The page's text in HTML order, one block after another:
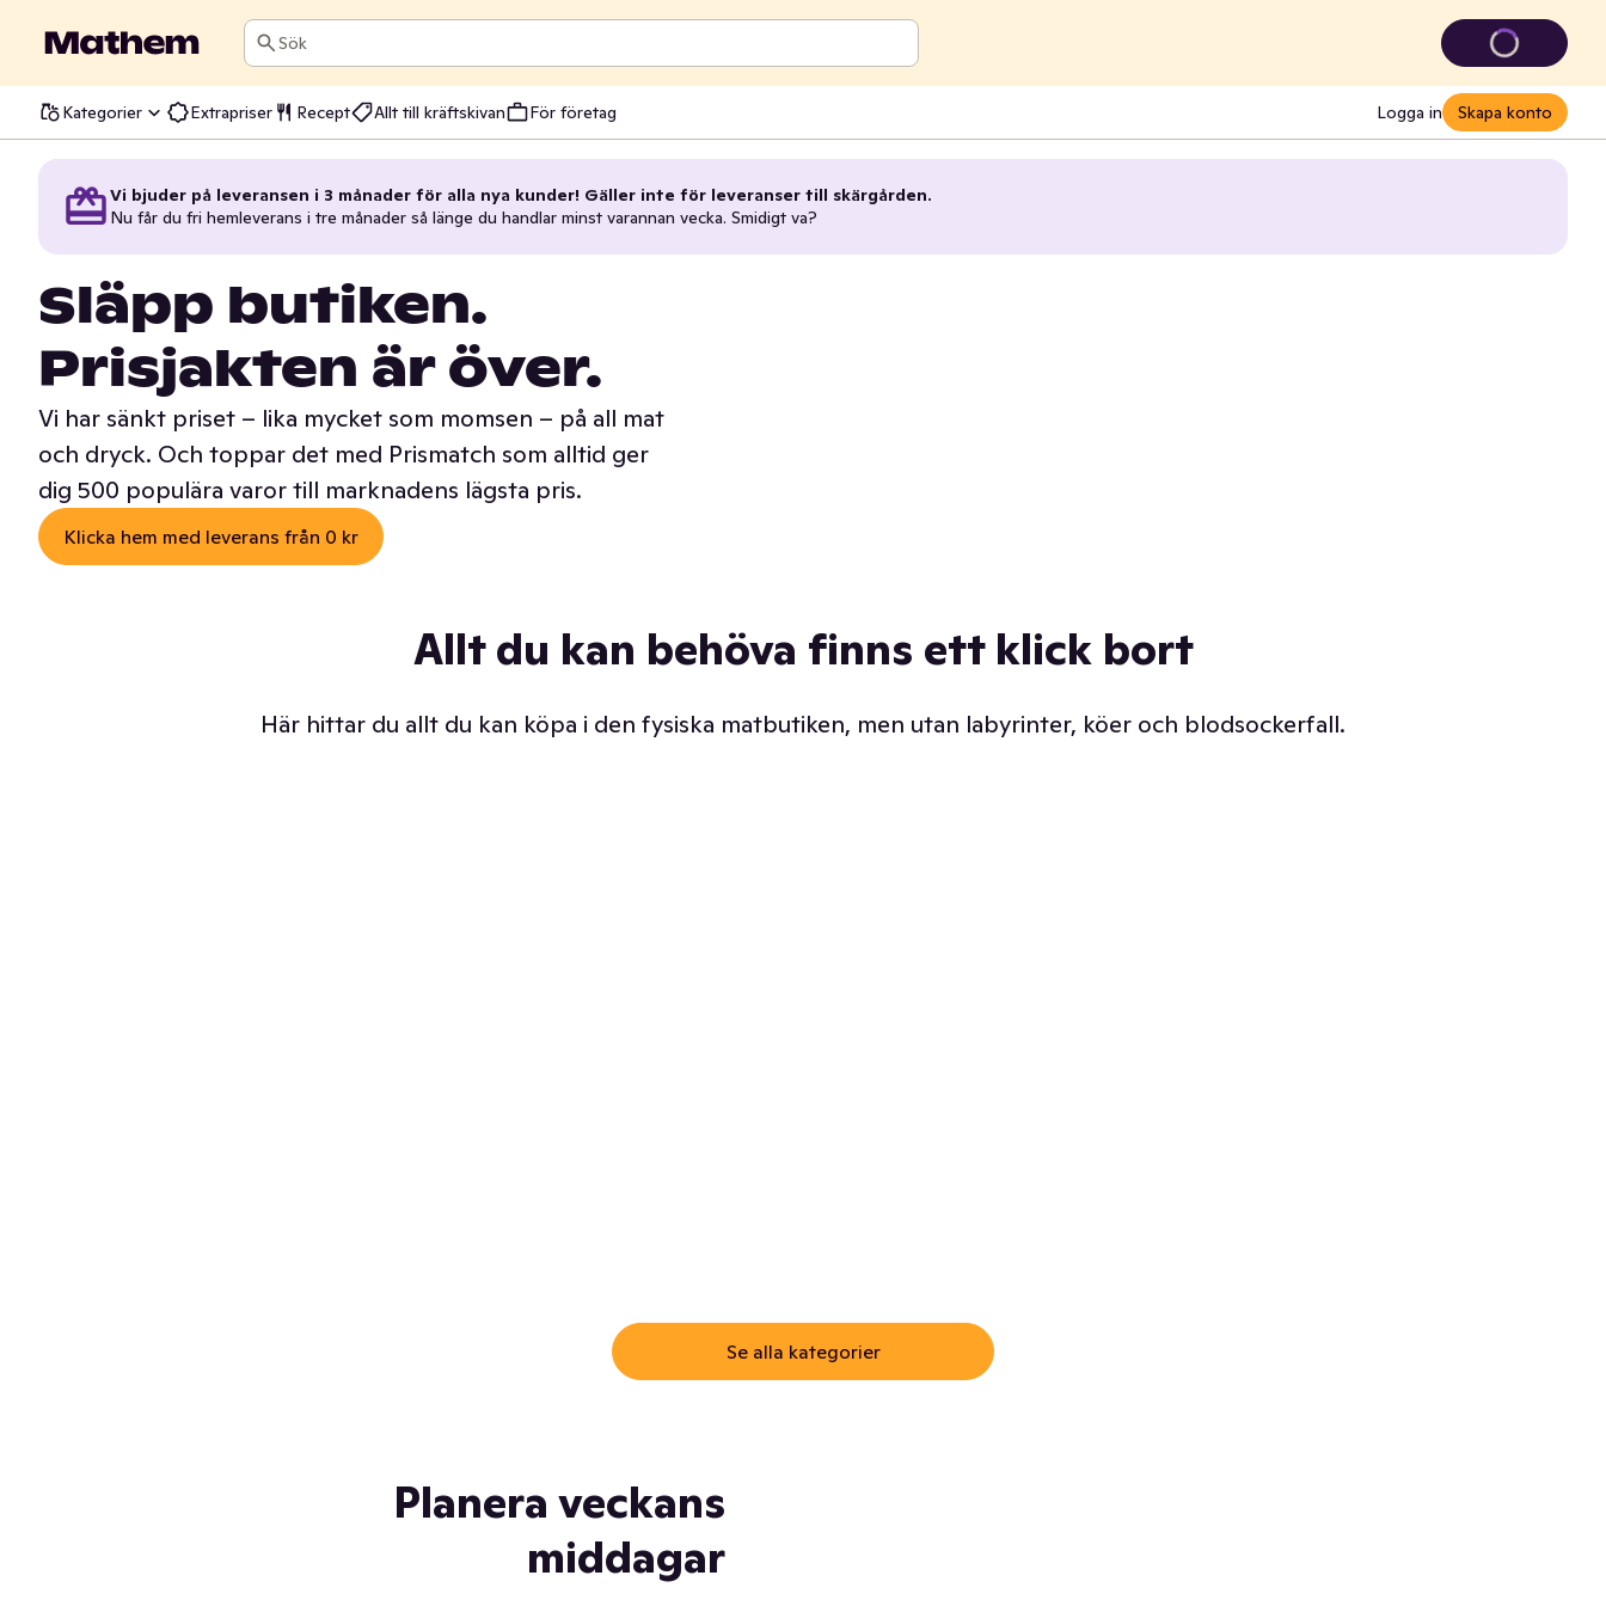
Sök
Kategorier Extrapriser Recept Allt till kräftskivan För företag Logga in Skapa konto
Vi bjuder på leveransen i 3 månader för alla nya kunder! Gäller inte för leveranser till skärgården.
Nu får du fri hemleverans i tre månader så länge du handlar minst varannan vecka. Smidigt va?
Släpp butiken.
Prisjakten är över.
Vi har sänkt priset – lika mycket som momsen – på all mat
och dryck. Och toppar det med Prismatch som alltid ger
dig 500 populära varor till marknadens lägsta pris.
Klicka hem med leverans från 0 kr
Allt du kan behöva finns ett klick bort
Här hittar du allt du kan köpa i den fysiska matbutiken, men utan labyrinter, köer och blodsockerfall.
Se alla kategorier
Planera veckans
middagar